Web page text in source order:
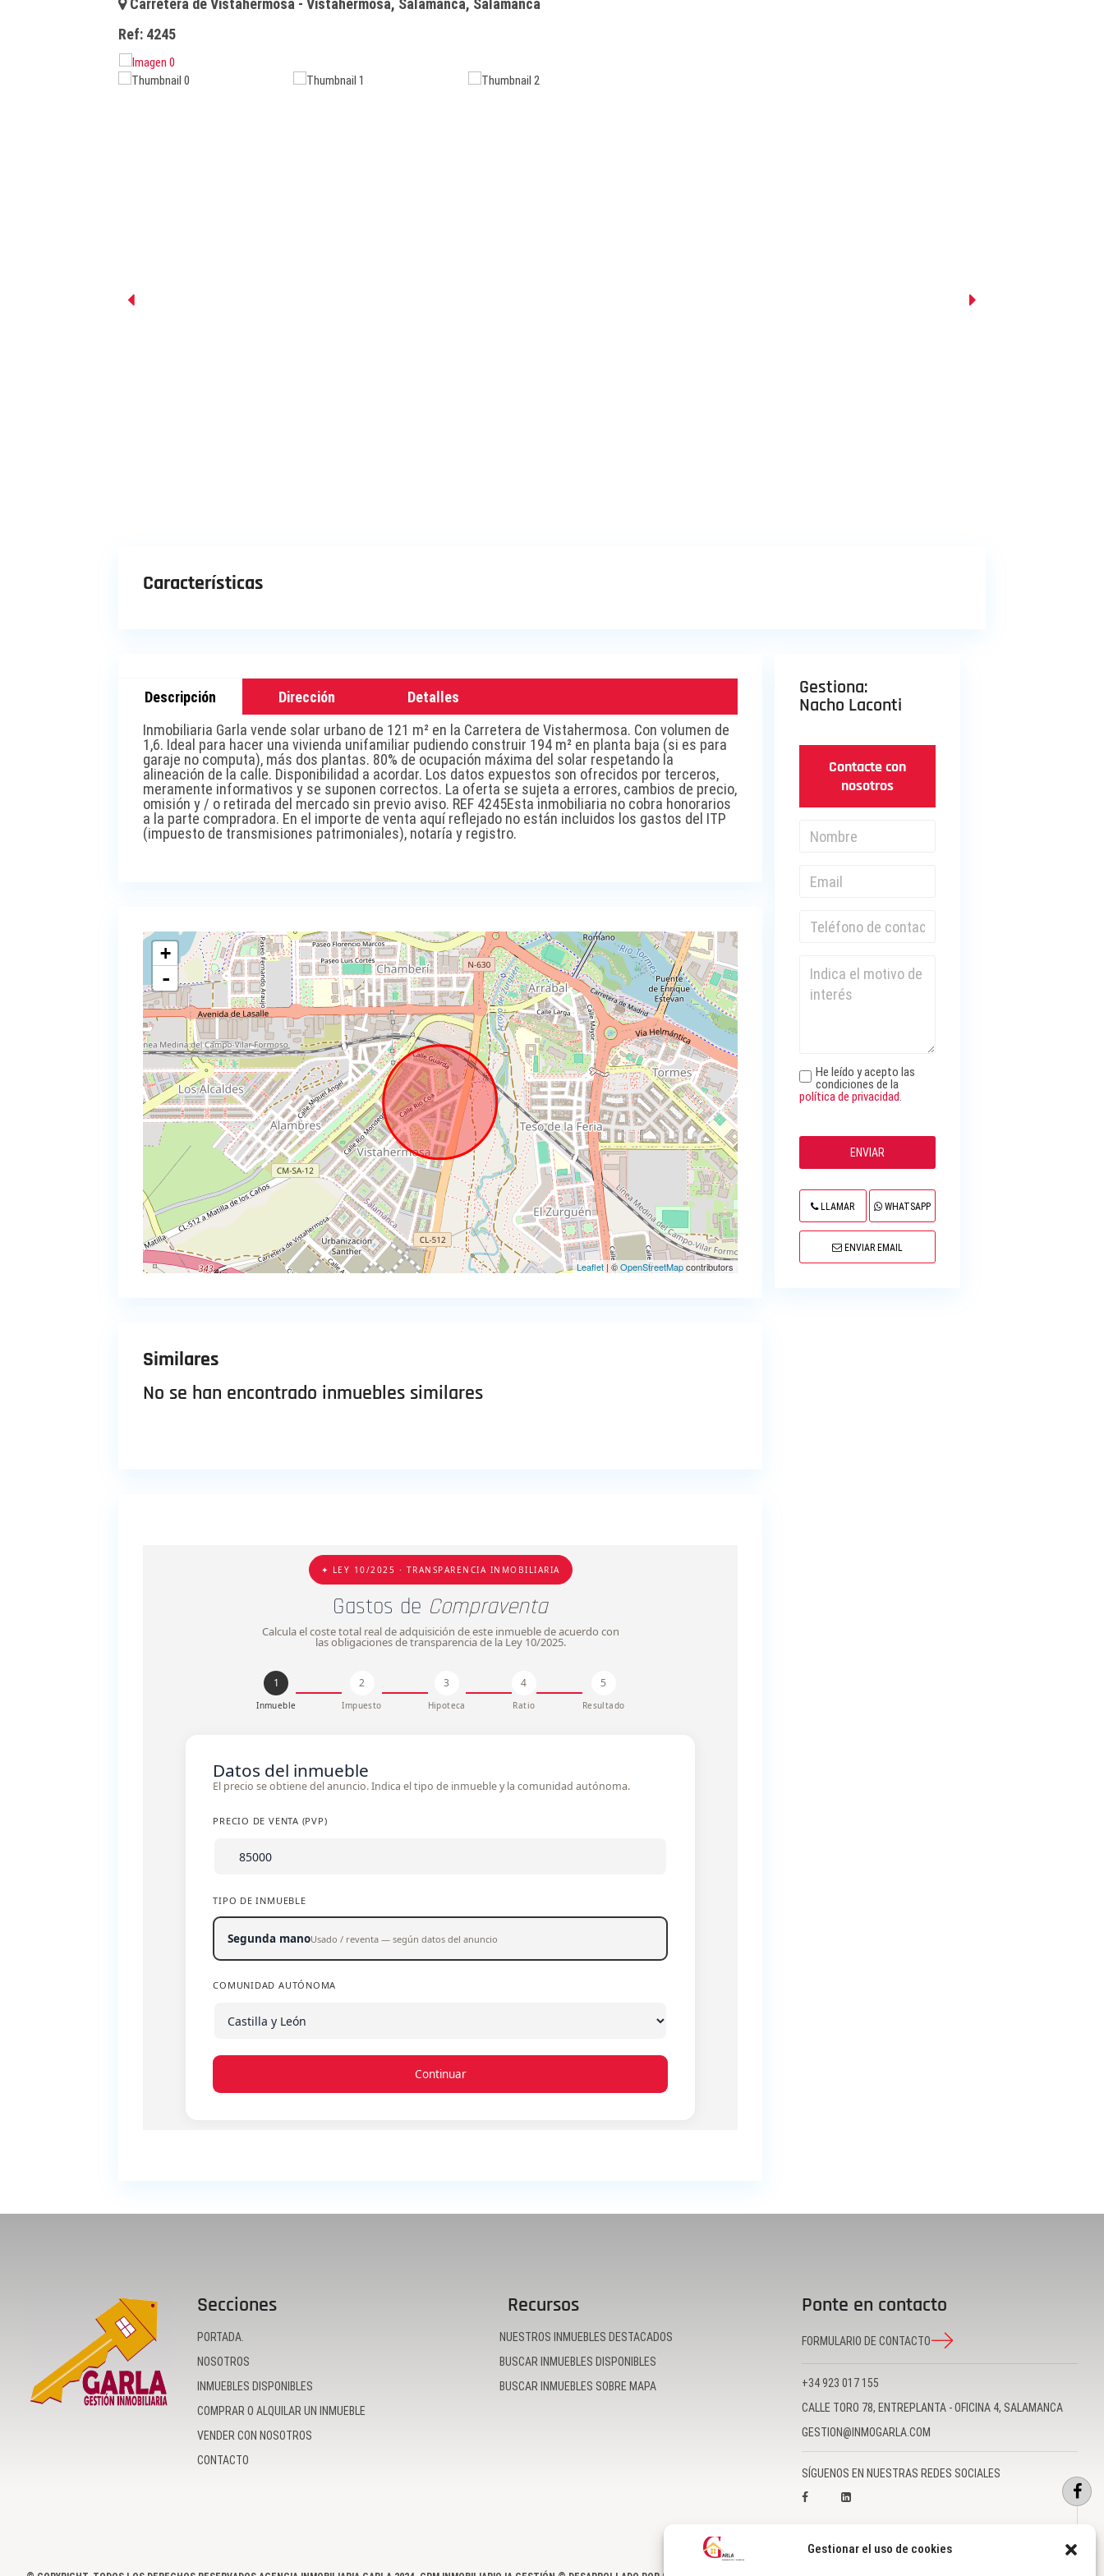
Gestionar el uso de cookies
Carretera de Vistahermosa - Vistahermosa, Salamanca, Salamanca
Ref: 4245
Características
Descripción Dirección
Detalles
Inmobiliaria Garla vende solar urbano de 121 m² en la Carretera de Vistahermosa. Con volumen de
1,6. Ideal para hacer una vivienda unifamiliar pudiendo construir 194 m² en planta baja (si es para
garaje no computa), más dos plantas. 80% de ocupación máxima del solar respetando la
alineación de la calle. Disponibilidad a acordar. Los datos expuestos son ofrecidos por terceros,
meramente informativos y se suponen correctos. La oferta se sujeta a errores, cambios de precio,
omisión y / o retirada del mercado sin previo aviso. REF 4245Esta inmobiliaria no cobra honorarios
a la parte compradora. En el importe de venta aquí reflejado no están incluidos los gastos del ITP
(impuesto de transmisiones patrimoniales), notaría y registro.
+
-
Leaflet | ©OpenStreetMapcontributors
Similares
No se han encontrado inmuebles similares
✦ LEY 10/2025 · TRANSPARENCIA INMOBILIARIA
Gastos de Compraventa
Calcula el coste total real de adquisición de este inmueble de acuerdo con
las obligaciones de transparencia de la Ley 10/2025.
1
Inmueble
2
Impuesto
3
Hipoteca
4
Ratio
5
Resultado
Datos del inmueble
El precio se obtiene del anuncio. Indica el tipo de inmueble y la comunidad autónoma.
PRECIO DE VENTA (PVP)
TIPO DE INMUEBLE
Segunda manoUsado / reventa — según datos del anuncio
COMUNIDAD AUTÓNOMA
Continuar
Gestiona:
Nacho Laconti
Contacte con
nosotros
He leído y acepto las
condiciones de la
política de privacidad.
LLAMAR WHATSAPP
ENVIAR EMAIL
Secciones
PORTADA.
NOSOTROS
INMUEBLES DISPONIBLES
COMPRAR O ALQUILAR UN INMUEBLE
VENDER CON NOSOTROS
CONTACTO
Recursos
NUESTROS INMUEBLES DESTACADOS
BUSCAR INMUEBLES DISPONIBLES
BUSCAR INMUEBLES SOBRE MAPA
Ponte en contacto
FORMULARIO DE CONTACTO
+34 923 017 155
CALLE TORO 78, ENTREPLANTA - OFICINA 4, SALAMANCA
GESTION@INMOGARLA.COM
SÍGUENOS EN NUESTRAS REDES SOCIALES